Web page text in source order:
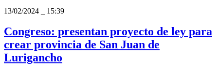
13/02/2024
15:39
Congreso: presentan proyecto de ley para
crear provincia de San Juan de
Lurigancho